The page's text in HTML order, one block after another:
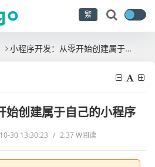
繁
小程序开发：从零开始创建属于自己的小程序
始创建属于自己的小程序
30 13:30:23 / 2.37 W阅读